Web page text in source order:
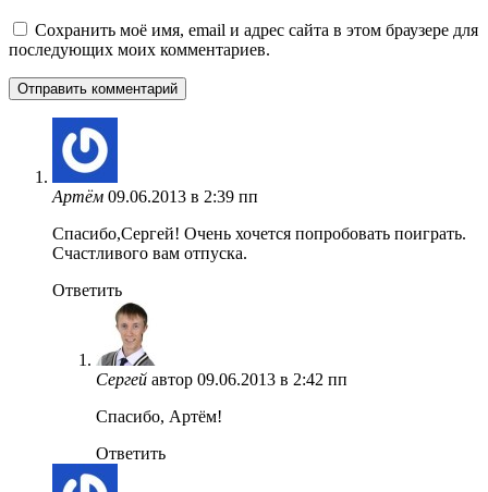
Сохранить моё имя, email и адрес сайта в этом браузере для
последующих моих комментариев.
Артём 09.06.2013 в 2:39 пп
Спасибо,Сергей! Очень хочется попробовать поиграть.
Счастливого вам отпуска.
Ответить
Сергей автор 09.06.2013 в 2:42 пп
Спасибо, Артём!
Ответить